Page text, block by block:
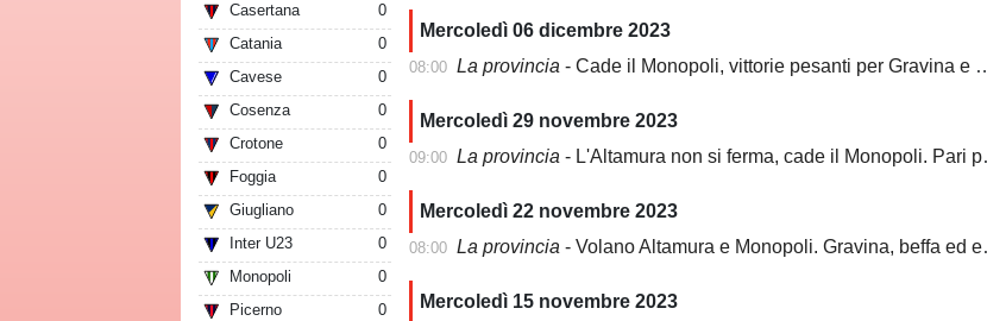
Casertana
0
Catania
0
Cavese
0
Cosenza
0
Crotone
0
Foggia
0
Giugliano
0
Inter U23
0
Monopoli
0
Picerno
0
Mercoledì 06 dicembre 2023
08:00 La provincia - Cade il Monopoli, vittorie pesanti per Gravina e Bitonto
Mercoledì 29 novembre 2023
09:00 La provincia - L'Altamura non si ferma, cade il Monopoli. Pari per il Bitonto
Mercoledì 22 novembre 2023
08:00 La provincia - Volano Altamura e Monopoli. Gravina, beffa ed esonero
Mercoledì 15 novembre 2023